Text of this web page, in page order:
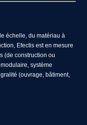
échelle, du matériau à
Efectis est en mesure
(de construction ou
système
(ouvrage, bâtiment,